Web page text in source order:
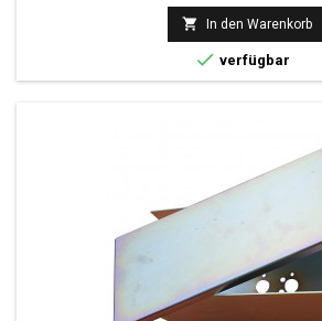
 In den Warenkorb
 verfügbar